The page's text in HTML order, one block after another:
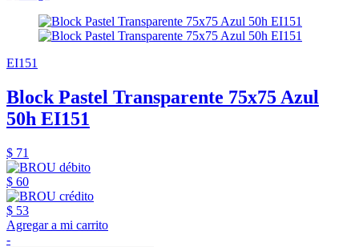
EI151
Block Pastel Transparente 75x75 Azul
50h EI151
$ 71
$ 60
$ 53
Agregar a mi carrito
-